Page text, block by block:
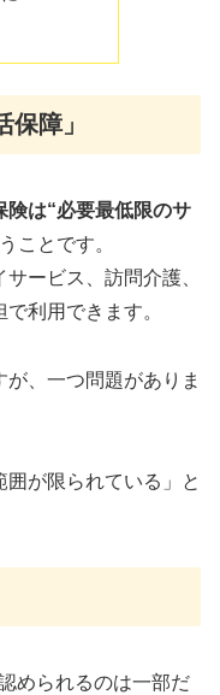
障」
険は“必要最低限のサ
ことです。
ービス、訪問介護、
利用できます。
、一つ問題がありま
が限られている」と
められるのは一部だ